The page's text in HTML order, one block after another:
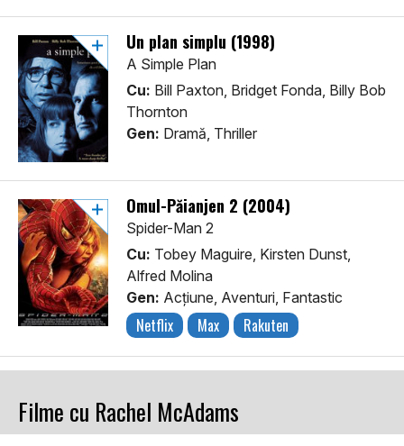
Un plan simplu (1998)
A Simple Plan
Cu: Bill Paxton, Bridget Fonda, Billy Bob
Thornton
Gen: Dramă, Thriller
Omul-Păianjen 2 (2004)
Spider-Man 2
Cu: Tobey Maguire, Kirsten Dunst,
Alfred Molina
Gen: Acţiune, Aventuri, Fantastic
Netflix Max Rakuten
Filme cu Rachel McAdams